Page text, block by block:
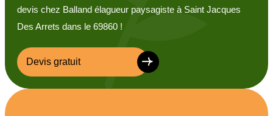
devis chez Balland élagueur paysagiste à Saint Jacques
Des Arrets dans le 69860 !
Devis gratuit